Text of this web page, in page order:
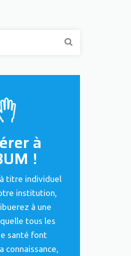
à
!
titre individuel
institution,
à une
tous les
santé font
connaissance,